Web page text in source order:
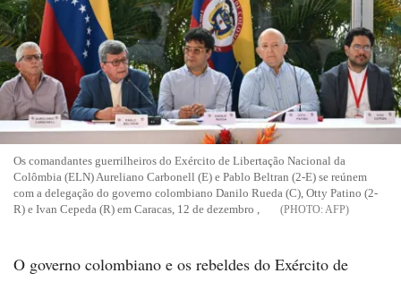
Os comandantes guerrilheiros do Exército de Libertação Nacional da
Colômbia (ELN) Aureliano Carbonell (E) e Pablo Beltran (2-E) se reúnem
com a delegação do governo colombiano Danilo Rueda (C), Otty Patino (2-
R) e Ivan Cepeda (R) em Caracas, 12 de dezembro ,
AFP
O governo colombiano e os rebeldes do Exército de